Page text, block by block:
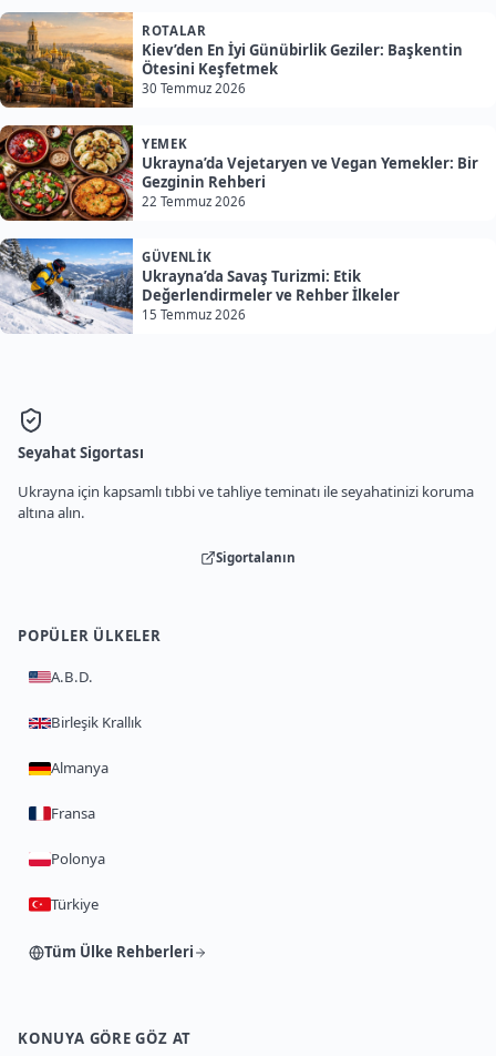
ROTALAR
Kiev’den En İyi Günübirlik Geziler: Başkentin
Ötesini Keşfetmek
30 Temmuz 2026
YEMEK
Ukrayna’da Vejetaryen ve Vegan Yemekler: Bir
Gezginin Rehberi
22 Temmuz 2026
GÜVENLIK
Ukrayna’da Savaş Turizmi: Etik
Değerlendirmeler ve Rehber İlkeler
15 Temmuz 2026
Seyahat Sigortası
Ukrayna için kapsamlı tıbbi ve tahliye teminatı ile seyahatinizi koruma
altına alın.
Sigortalanın
POPÜLER ÜLKELER
A.B.D.
Birleşik Krallık
Almanya
Fransa
Polonya
Türkiye
Tüm Ülke Rehberleri
KONUYA GÖRE GÖZ AT